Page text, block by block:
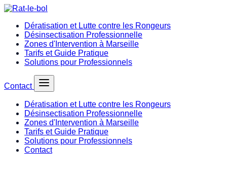
Dératisation et Lutte contre les Rongeurs
Désinsectisation Professionnelle
Zones d'Intervention à Marseille
Tarifs et Guide Pratique
Solutions pour Professionnels
Contact
Dératisation et Lutte contre les Rongeurs
Désinsectisation Professionnelle
Zones d'Intervention à Marseille
Tarifs et Guide Pratique
Solutions pour Professionnels
Contact